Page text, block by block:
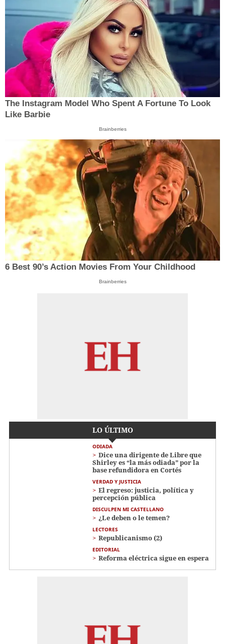
The Instagram Model Who Spent A Fortune To Look
Like Barbie
Brainberries
6 Best 90’s Action Movies From Your Childhood
Brainberries
LO ÚLTIMO
ODIADA
Dice una dirigente de Libre que
Shirley es “la más odiada” por la
base refundidora en Cortés
VERDAD Y JUSTICIA
El regreso: justicia, política y
percepción pública
DISCULPEN MI CASTELLANO
¿Le deben o le temen?
LECTORES
Republicanismo (2)
EDITORIAL
Reforma eléctrica sigue en espera